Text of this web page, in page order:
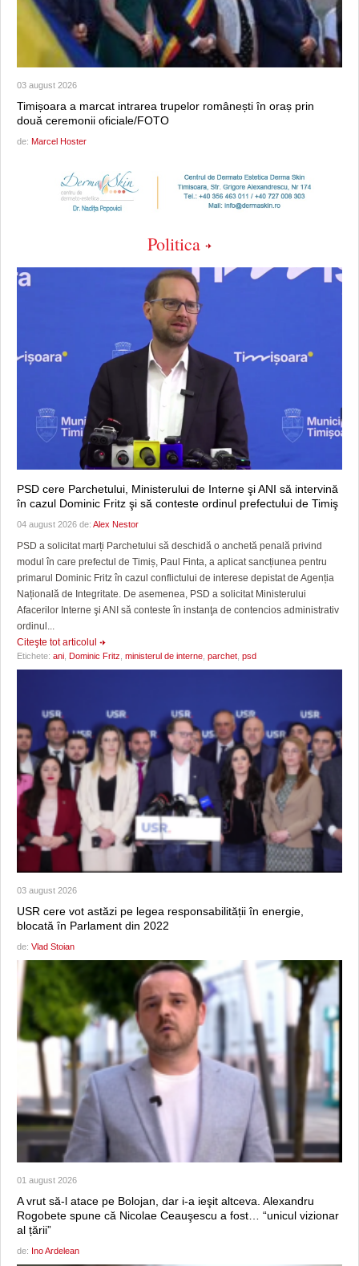
03 august 2026
Timișoara a marcat intrarea trupelor românești în oraș prin
două ceremonii oficiale/FOTO
de: Marcel Hoster
Politica
PSD cere Parchetului, Ministerului de Interne şi ANI să intervină
în cazul Dominic Fritz şi să conteste ordinul prefectului de Timiş
04 august 2026 de: Alex Nestor
PSD a solicitat marți Parchetului să deschidă o anchetă penală privind
modul în care prefectul de Timiș, Paul Finta, a aplicat sancțiunea pentru
primarul Dominic Fritz în cazul conflictului de interese depistat de Agenția
Națională de Integritate. De asemenea, PSD a solicitat Ministerului
Afacerilor Interne şi ANI să conteste în instanţa de contencios administrativ
ordinul...
Citeşte tot articolul
Etichete: ani Dominic Fritz ministerul de interne parchet psd
03 august 2026
USR cere vot astăzi pe legea responsabilității în energie,
blocată în Parlament din 2022
de: Vlad Stoian
01 august 2026
A vrut să-l atace pe Bolojan, dar i-a ieşit altceva. Alexandru
Rogobete spune că Nicolae Ceauşescu a fost… “unicul vizionar
al țării”
de: Ino Ardelean